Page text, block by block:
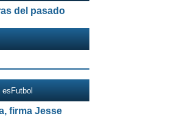
del pasado
firma Jesse